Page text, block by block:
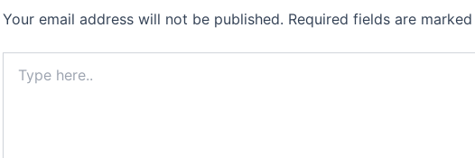
Your email address will not be published. Required fields are marked
here..